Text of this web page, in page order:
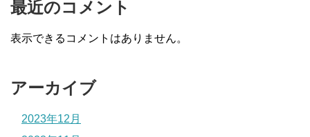
最近のコメント
表示できるコメントはありません。
アーカイブ
2023年12月